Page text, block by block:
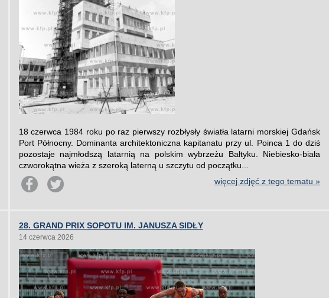
18 czerwca 1984 roku po raz pierwszy rozbłysły światła latarni morskiej Gdańsk
Port Północny. Dominanta architektoniczna kapitanatu przy ul. Poinca 1 do dziś
pozostaje najmłodszą latarnią na polskim wybrzeżu Bałtyku. Niebiesko-biała
czworokątna wieża z szeroką laterną u szczytu od początku...
więcej zdjęć z tego tematu »
28. GRAND PRIX SOPOTU IM. JANUSZA SIDŁY
14 czerwca 2026